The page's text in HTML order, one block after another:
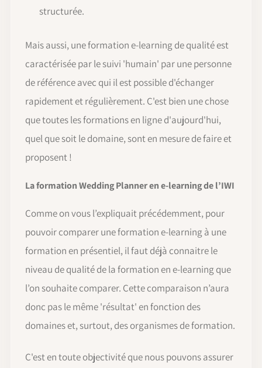
structurée.
Mais aussi, une formation e-learning de qualité est
caractérisée par le suivi 'humain' par une personne
de référence avec qui il est possible d'échanger
rapidement et régulièrement. C'est bien une chose
que toutes les formations en ligne d'aujourd'hui,
quel que soit le domaine, sont en mesure de faire et
proposent !
La formation Wedding Planner en e-learning de l’IWI
Comme on vous l’expliquait précédemment, pour
pouvoir comparer une formation e-learning à une
formation en présentiel, il faut déjà connaitre le
niveau de qualité de la formation en e-learning que
l’on souhaite comparer. Cette comparaison n’aura
donc pas le même 'résultat' en fonction des
domaines et, surtout, des organismes de formation.
C'est en toute objectivité que nous pouvons assurer